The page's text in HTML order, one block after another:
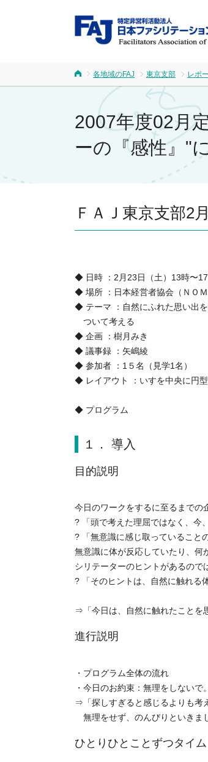
各地域のFAJ 東京支部 レポ
2007年度02月
ーの『感性』"
ＦＡＪ東京支部2
◆ 日時 ：2月23日（土）13時〜
◆ 場所 ：日本経営者協会（ＮＯＭ
◆ テーマ ：自然にふれた思い出
ついて考える
◆ 企画 ：樹月みき
◆ 議事録 ：矢嶋綾
◆ 参加者 ：1５名（見学1名）
◆ レイアウト ：いすを中央に円
◆ プログラム
１． 導入
目的説明
今日のワークをするに至るまでの
? 「頭で考えた理屈ではなく、今
? 「無意識に感じ取っていること
無意識に体が反応していたり、何
シリテーターのヒントがあるので
? 「そのヒントは、自然に触れる
⇒「今日は、自然に触れたことを
進行説明
・プログラム全体の流れ
・今日のお約束：無理をしないで
⇒「探しすぎると感じるよりも
無理をせず、のんびりといきま
ひとりひとことずつタイム